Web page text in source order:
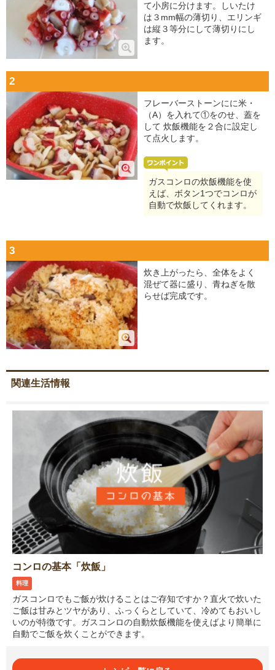
て小房に分けます。しいたけ
は３mm幅の薄切り、エリンギ
は縦３等分にして薄切りにし
ます。
2
フレーバーストーンにに米・
（A）を入れて①をのせ、蓋を
して 炊飯機能を２合に設定し
て点火します。
ガスコンロの炊飯機能を使
えば、ボタン1つでコンロが
自動で炊飯してくれます。
3
炊き上がったら、全体をよく
混ぜて器に盛り、青ねぎを散
らせば完成です。
関連生活情報
コンロの基本「炊飯」
料理
ガスコンロでもご飯が炊けることはご存知ですか？直火で炊いた
ご飯は甘みとツヤがあり、ふっくらとしていて、冷めてもおいし
いのが特徴です。ガスコンロの自動炊飯機能を使えばより簡単に
自動でご飯を炊くことができます。